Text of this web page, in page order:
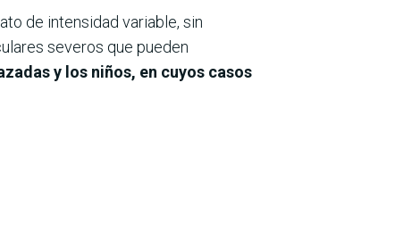
de intensidad variable, sin
severos que pueden
y los niños, en cuyos casos